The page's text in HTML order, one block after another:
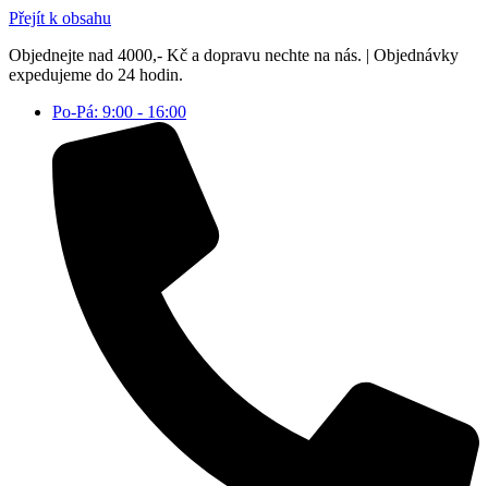
Přejít k obsahu
Objednejte nad 4000,- Kč a dopravu nechte na nás. | Objednávky
expedujeme do 24 hodin.
Po-Pá: 9:00 - 16:00